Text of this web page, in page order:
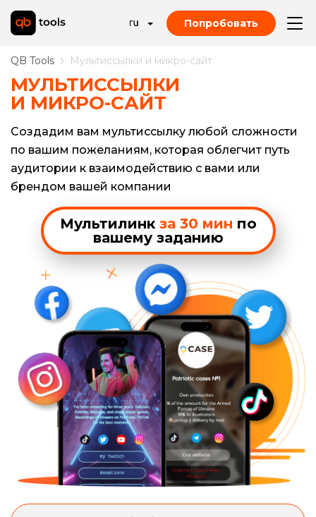
Попробовать
QB Tools Мультиссылки и микро-сайт
МУЛЬТИССЫЛКИ
И МИКРО-САЙТ
Создадим вам мультиссылку любой сложности
по вашим пожеланиям, которая облегчит путь
аудитории к взаимодействию с вами или
брендом вашей компании
Мультилинк за 30 мин по
вашему заданию